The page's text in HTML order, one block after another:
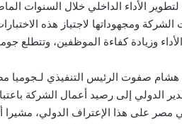
لتطوير الأداء الداخلي خلال السنوات
ومجهوداتها لاجتياز هذه
وزيادة كفاءة الموظفين، وتتطلع
صفوت الرئيس التنفيذي لـجوميا
الدولي إلى رصيد أعمال الشركة
في مصر على هذا الإعتراف الدولي،